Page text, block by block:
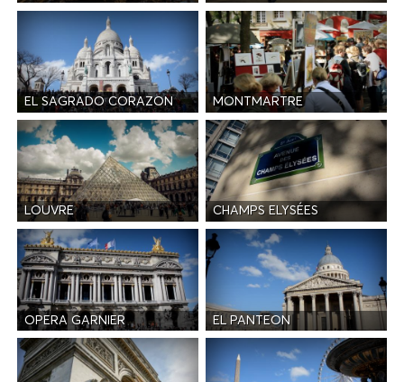
EL SAGRADO CORAZON MONTMARTRE
LOUVRE CHAMPS ELYSÉES
OPERA GARNIER EL PANTEON